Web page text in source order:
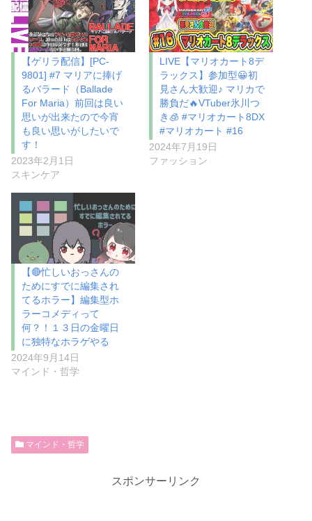
【ゲリラ配信】[PC-
9801] #7 マリアに捧げ
るバラード（Ballade
For Maria）前回は良い
思いが出来たので今宵
も良い思いがしたいで
す！
2023年2月1日
スキンケア
LIVE【マリオカート8デ
ラックス】参加型😀初
見さん大歓迎♪ マリカで
勝負だ🔥VTuber氷川つ
き🧊 #マリオカート8DX
#マリオカート #16
2024年7月19日
ファッション
【🔴忙しいおっさんの
ためにすでに編集され
てるホラー】編集型ホ
ラーコメディって
何？！１３日の金曜日
に独特なホラゲやる
2024年9月14日
マインド・哲学
マインド・哲学
スポンサーリンク